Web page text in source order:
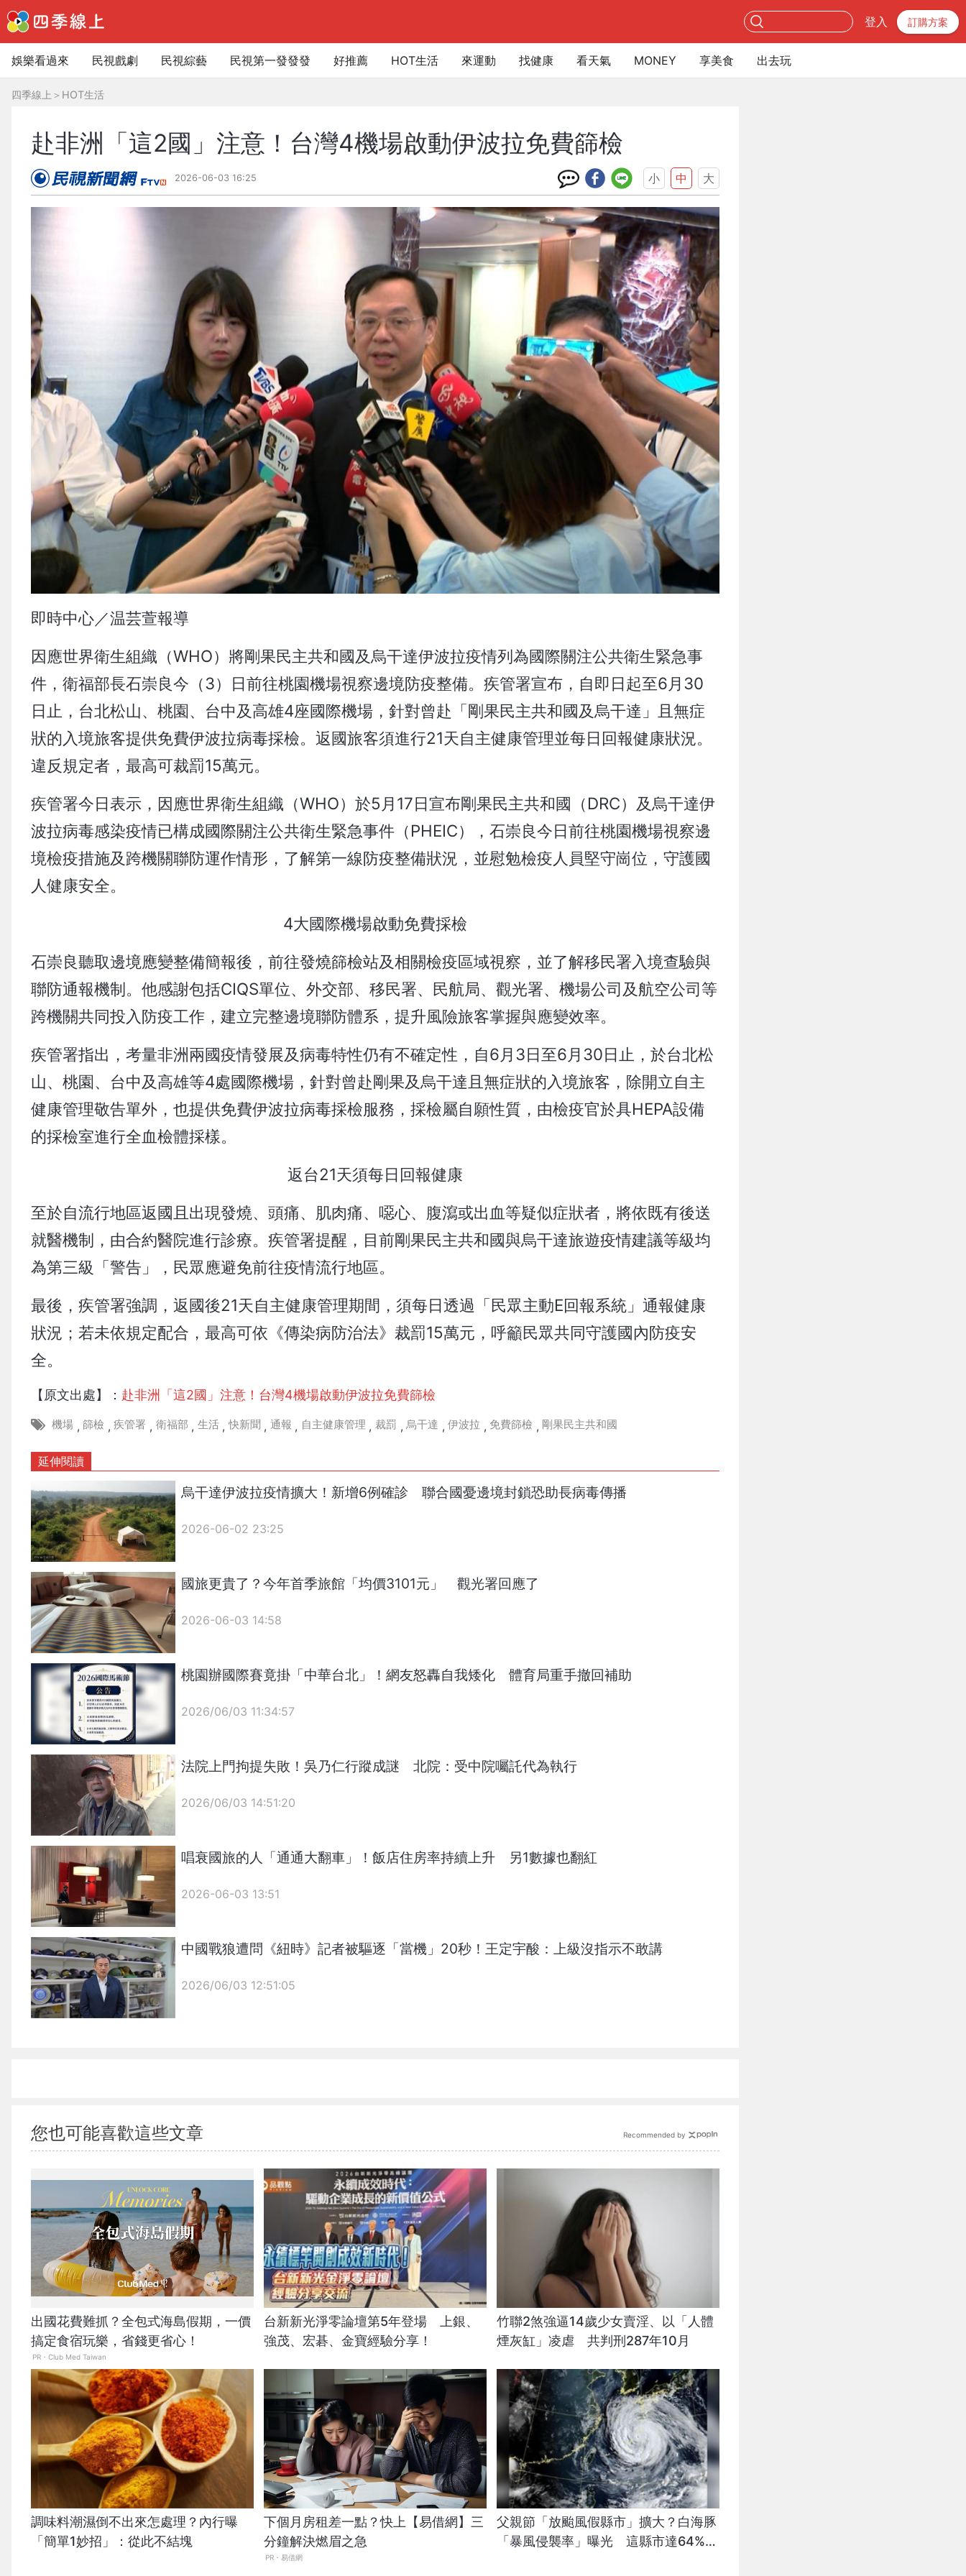
登入 訂購方案
娛樂看過來 民視戲劇 民視綜藝 民視第一發發發 好推薦 HOT生活 來運動 找健康 看天氣 MONEY 享美食 出去玩
四季線上 ＞ HOT生活
赴非洲「這2國」注意！台灣4機場啟動伊波拉免費篩檢
2026-06-03 16:25 小 中 大
即時中心／温芸萱報導
因應世界衛生組織（WHO）將剛果民主共和國及烏干達伊波拉疫情列為國際關注公共衛生緊急事
件，衛福部長石崇良今（3）日前往桃園機場視察邊境防疫整備。疾管署宣布，自即日起至6月30
日止，台北松山、桃園、台中及高雄4座國際機場，針對曾赴「剛果民主共和國及烏干達」且無症
狀的入境旅客提供免費伊波拉病毒採檢。返國旅客須進行21天自主健康管理並每日回報健康狀況。
違反規定者，最高可裁罰15萬元。
疾管署今日表示，因應世界衛生組織（WHO）於5月17日宣布剛果民主共和國（DRC）及烏干達伊
波拉病毒感染疫情已構成國際關注公共衛生緊急事件（PHEIC），石崇良今日前往桃園機場視察邊
境檢疫措施及跨機關聯防運作情形，了解第一線防疫整備狀況，並慰勉檢疫人員堅守崗位，守護國
人健康安全。
4大國際機場啟動免費採檢
石崇良聽取邊境應變整備簡報後，前往發燒篩檢站及相關檢疫區域視察，並了解移民署入境查驗與
聯防通報機制。他感謝包括CIQS單位、外交部、移民署、民航局、觀光署、機場公司及航空公司等
跨機關共同投入防疫工作，建立完整邊境聯防體系，提升風險旅客掌握與應變效率。
疾管署指出，考量非洲兩國疫情發展及病毒特性仍有不確定性，自6月3日至6月30日止，於台北松
山、桃園、台中及高雄等4處國際機場，針對曾赴剛果及烏干達且無症狀的入境旅客，除開立自主
健康管理敬告單外，也提供免費伊波拉病毒採檢服務，採檢屬自願性質，由檢疫官於具HEPA設備
的採檢室進行全血檢體採樣。
返台21天須每日回報健康
至於自流行地區返國且出現發燒、頭痛、肌肉痛、噁心、腹瀉或出血等疑似症狀者，將依既有後送
就醫機制，由合約醫院進行診療。疾管署提醒，目前剛果民主共和國與烏干達旅遊疫情建議等級均
為第三級「警告」，民眾應避免前往疫情流行地區。
最後，疾管署強調，返國後21天自主健康管理期間，須每日透過「民眾主動E回報系統」通報健康
狀況；若未依規定配合，最高可依《傳染病防治法》裁罰15萬元，呼籲民眾共同守護國內防疫安
全。
【原文出處】： 赴非洲「這2國」注意！台灣4機場啟動伊波拉免費篩檢
機場 , 篩檢 , 疾管署 , 衛福部 , 生活 , 快新聞 , 通報 , 自主健康管理 , 裁罰 , 烏干達 , 伊波拉 , 免費篩檢 , 剛果民主共和國
延伸閱讀
烏干達伊波拉疫情擴大！新增6例確診 聯合國憂邊境封鎖恐助長病毒傳播
2026-06-02 23:25
國旅更貴了？今年首季旅館「均價3101元」 觀光署回應了
2026-06-03 14:58
{PLAYICON}
桃園辦國際賽竟掛「中華台北」！網友怒轟自我矮化 體育局重手撤回補助
2026/06/03 11:34:57
{PLAYICON}
法院上門拘提失敗！吳乃仁行蹤成謎 北院：受中院囑託代為執行
2026/06/03 14:51:20
唱衰國旅的人「通通大翻車」！飯店住房率持續上升 另1數據也翻紅
2026-06-03 13:51
中國戰狼遭問《紐時》記者被驅逐「當機」20秒！王定宇酸：上級沒指示不敢講
2026/06/03 12:51:05
您也可能喜歡這些文章
出國花費難抓？全包式海島假期，一價
搞定食宿玩樂，省錢更省心！
PR・Club Med Taiwan
台新新光淨零論壇第5年登場 上銀、
強茂、宏碁、金寶經驗分享！
竹聯2煞強逼14歲少女賣淫、以「人體
煙灰缸」凌虐 共判刑287年10月
調味料潮濕倒不出來怎處理？內行曝
「簡單1妙招」：從此不結塊
下個月房租差一點？快上【易借網】三
分鐘解決燃眉之急
PR・易借網
父親節「放颱風假縣市」擴大？白海豚
「暴風侵襲率」曝光 這縣市達64%最
Recommended by